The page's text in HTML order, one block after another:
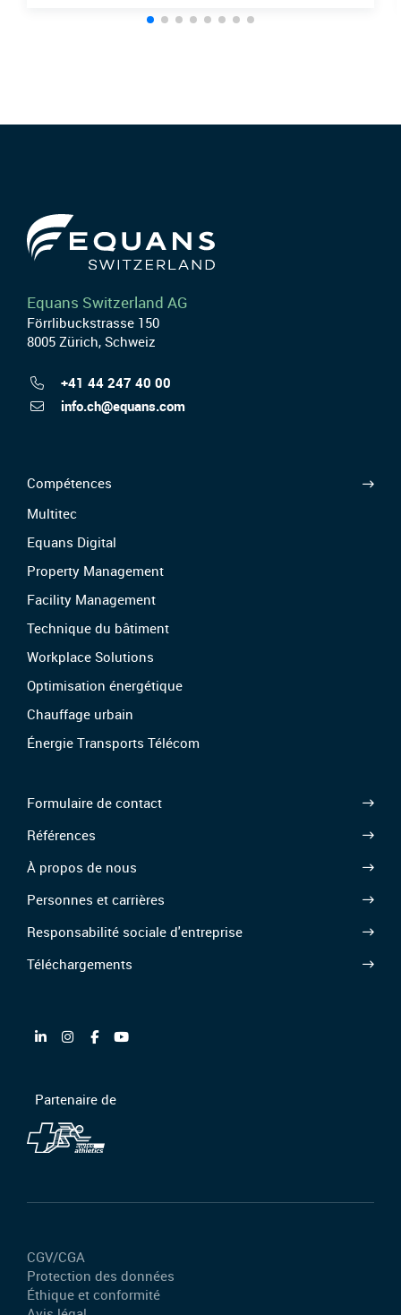
Equans Switzerland AG
Förrlibuckstrasse 150
8005 Zürich, Schweiz
+41 44 247 40 00
info.ch@equans.com
Compétences
Multitec
Equans Digital
Property Management
Facility Management
Technique du bâtiment
Workplace Solutions
Optimisation énergétique
Chauffage urbain
Énergie Transports Télécom
Formulaire de contact
Références
À propos de nous
Personnes et carrières
Responsabilité sociale d'entreprise
Téléchargements
Partenaire de
CGV/CGA
Protection des données
Éthique et conformité